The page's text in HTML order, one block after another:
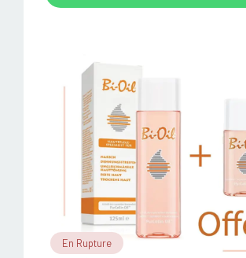
En Rupture